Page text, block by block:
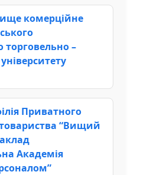
комерційне
торговельно –
Приватного
“Вищий
Академія